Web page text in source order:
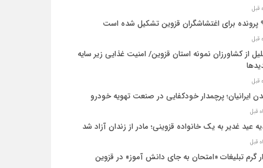
است
از کشاورزان نمونه استان قزوین/ امنیت غذایی زیر سایه
ایرانیان؛ پرچمدار خودکفایی در صنعت تهویه خودرو
عید غدیر به یک خانواده قزوینی؛ مادر از زندان آزاد شد
گرم تبلیغات «امتحان به جای دانش‌ آموز» در قزوین